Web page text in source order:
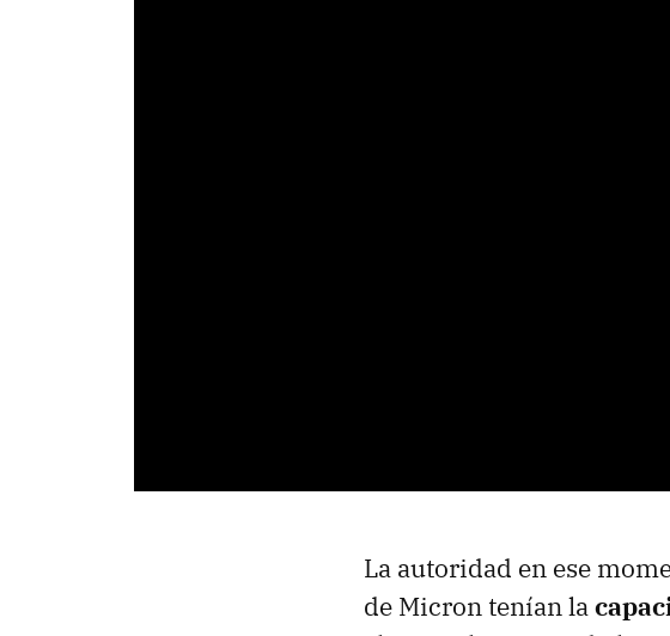
La autoridad en ese
de Micron tenían la